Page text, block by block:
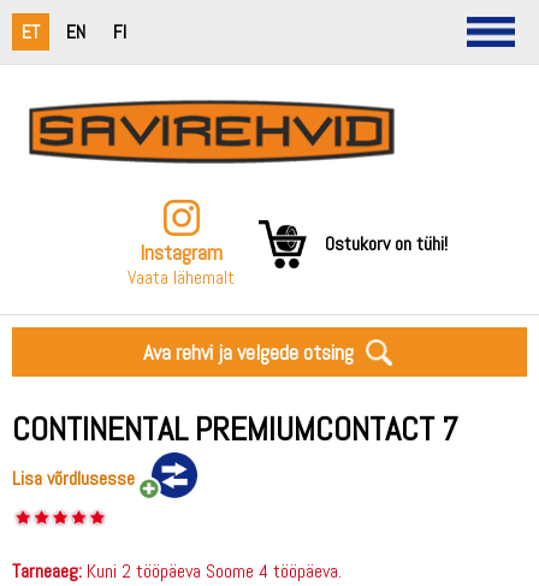
ET EN FI
Instagram
Vaata lähemalt
Ostukorv on tühi!
Ava rehvi ja velgede otsing
CONTINENTAL PREMIUMCONTACT 7
Lisa võrdlusesse
Tarneaeg: Kuni 2 tööpäeva Soome 4 tööpäeva.